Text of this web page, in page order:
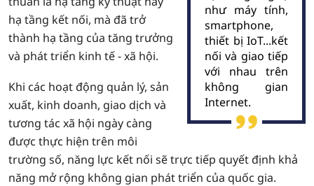
như máy tính,
smartphone,
thiết bị IoT...kết
nối và giao tiếp
với nhau trên
không gian
Internet.
hạ tầng kết nối, mà đã trở
thành hạ tầng của tăng trưởng
và phát triển kinh tế - xã hội.
Khi các hoạt động quản lý, sản
xuất, kinh doanh, giao dịch và
tương tác xã hội ngày càng
được thực hiện trên môi
trường số, năng lực kết nối sẽ trực tiếp quyết định khả
năng mở rộng không gian phát triển của quốc gia.